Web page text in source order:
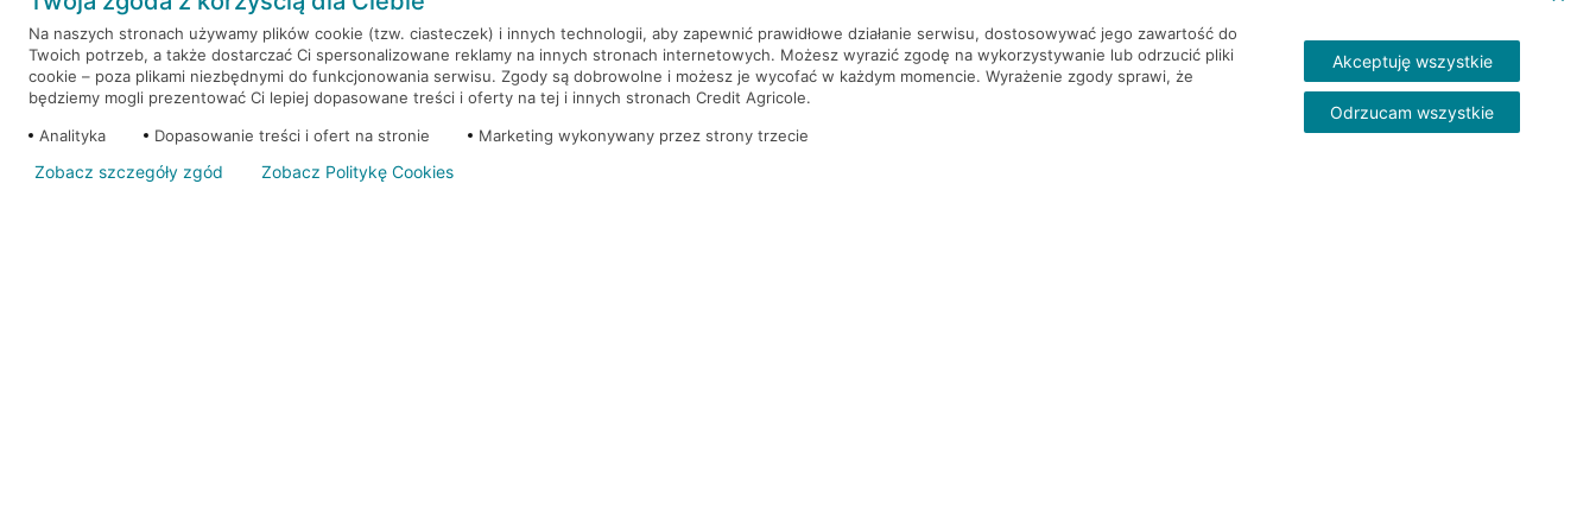
RRSO: 9,6%
WEŹ KREDYT NOTA PRAWNA
Na naszych stronach używamy plików cookie (tzw. ciasteczek) i innych technologii, aby zapewnić prawidłowe działanie serwisu, dostosowywać jego zawartość do
Twoich potrzeb, a także dostarczać Ci spersonalizowane reklamy na innych stronach internetowych. Możesz wyrazić zgodę na wykorzystywanie lub odrzucić pliki
cookie – poza plikami niezbędnymi do funkcjonowania serwisu. Zgody są dobrowolne i możesz je wycofać w każdym momencie. Wyrażenie zgody sprawi, że
będziemy mogli prezentować Ci lepiej dopasowane treści i oferty na tej i innych stronach Credit Agricole.
Analityka
Dopasowanie treści i ofert na stronie Marketing wykonywany przez strony trzecie
Akceptuję wszystkie
Odrzucam wszystkie
Zobacz szczegóły zgód Zobacz Politykę Cookies